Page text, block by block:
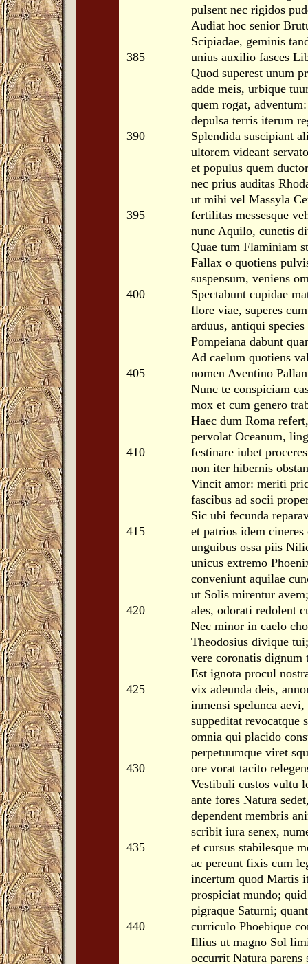
pulsent nec rigidos
Audiat hoc senior
Scipiadae, geminis
385
unius auxilio fasces
Quod superest unum
adde meis, urbique
quem rogat,
depulsa terris iterum
390
Splendida suscipiant
ultorem videant
et populus quem
nec prius auditas
ut mihi vel Massyla
395
fertilitas messesque
nunc Aquilo, cunctis
Quae tum Flaminiam
Fallax o quotiens
suspensum, veniens
400
Spectabunt cupidae
flore viae, superes
arduus, antiqui species
Pompeiana dabunt
Ad caelum quotiens
405
nomen Aventino
Nunc te conspiciam
mox et cum genero
Haec dum Roma
pervolat Oceanum,
410
festinare iubet
non iter hibernis
Vincit amor: meriti
fascibus ad socii
Sic ubi fecunda
415
et patrios idem
unguibus ossa piis
unicus extremo
conveniunt aquilae
ut Solis mirentur
420
ales, odorati redolent
Nec minor in caelo
Theodosius divique
vere coronatis dignum
Est ignota procul
425
vix adeunda deis,
inmensi spelunca aevi,
suppeditat revocatque
omnia qui placido
perpetuumque viret
430
ore vorat tacito
Vestibuli custos vultu
ante fores Natura
dependent membris
scribit iura senex,
435
et cursus stabilesque
ac pereunt fixis cum
incertum quod Martis
prospiciat mundo;
pigraque Saturni;
440
curriculo Phoebique
Illius ut magno Sol
occurrit Natura parens